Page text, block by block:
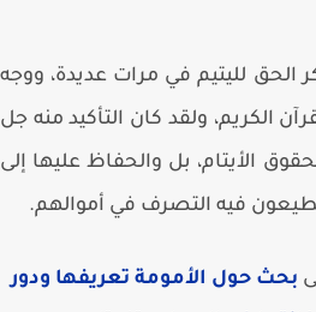
لليتيم في مرات عديدة، ووجه
الكريم، ولقد كان التأكيد منه جل
بل والحفاظ عليها إلى
فيه التصرف في أموالهم.
حول الأمومة تعريفها ودور